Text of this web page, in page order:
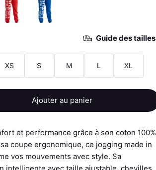
Guide des tailles
XS S M L XL
Ajouter au panier
et performance grâce à son coton 100%
coupe ergonomique, ce jogging made in
vos mouvements avec style. Sa